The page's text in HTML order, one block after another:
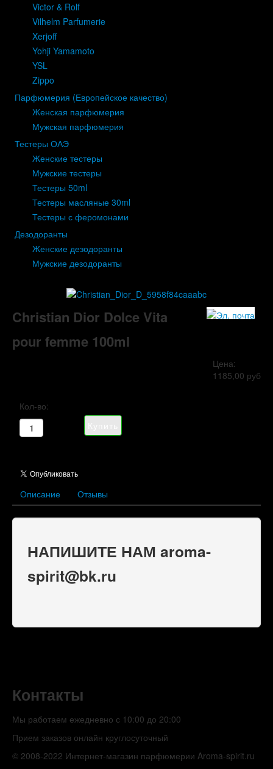
Victor & Rolf
Vilhelm Parfumerie
Xerjoff
Yohji Yamamoto
YSL
Zippo
Парфюмерия (Европейское качество)
Женская парфюмерия
Мужская парфюмерия
Тестеры ОАЭ
Женские тестеры
Мужские тестеры
Тестеры 50ml
Тестеры масляные 30ml
Тестеры с феромонами
Дезодоранты
Женские дезодоранты
Мужские дезодоранты
Christian Dior Dolce Vita
pour femme 100ml
Цена:
1185,00 руб
Кол-во:
Описание Отзывы
НАПИШИТЕ НАМ aroma-
spirit@bk.ru
Контакты
Мы работаем ежедневно с 10:00 до 20:00
Прием заказов онлайн круглосуточный
© 2008-2022 Интернет-магазин парфюмерии Aroma-spirit.ru